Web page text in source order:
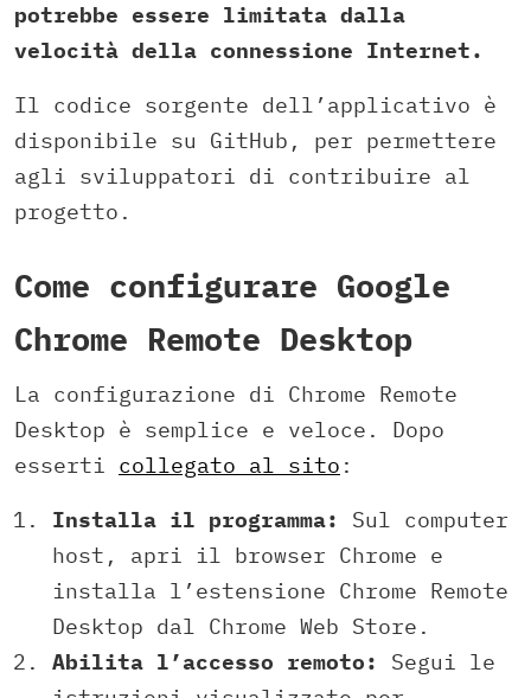
potrebbe essere limitata dalla
velocità della connessione Internet.
Il codice sorgente dell’applicativo è
disponibile su GitHub, per permettere
agli sviluppatori di contribuire al
progetto.
Come configurare Google
Chrome Remote Desktop
La configurazione di Chrome Remote
Desktop è semplice e veloce. Dopo
esserti collegato al sito :
Installa il programma:
Sul computer
host, apri il browser Chrome e
installa l’estensione Chrome Remote
Desktop dal Chrome Web Store.
Abilita l’accesso remoto:
Segui le